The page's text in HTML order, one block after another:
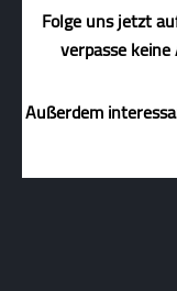
Folge uns jetzt
verpasse
Außerdem